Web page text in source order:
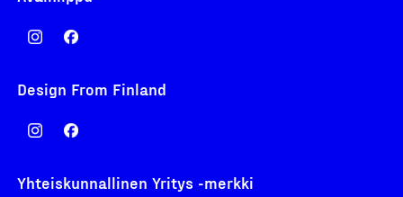
Design From Finland
Yhteiskunnallinen Yritys -merkki